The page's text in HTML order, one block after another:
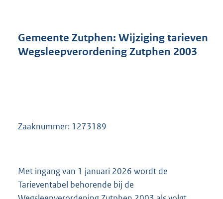
r
o
o
Gemeente Zutphen: Wijziging tarieven
Wegsleepverordening Zutphen 2003
Zaaknummer: 1273189
Met ingang van 1 januari 2026 wordt de
Tarieventabel behorende bij de